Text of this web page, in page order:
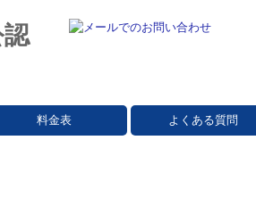
料金表 よくある質問